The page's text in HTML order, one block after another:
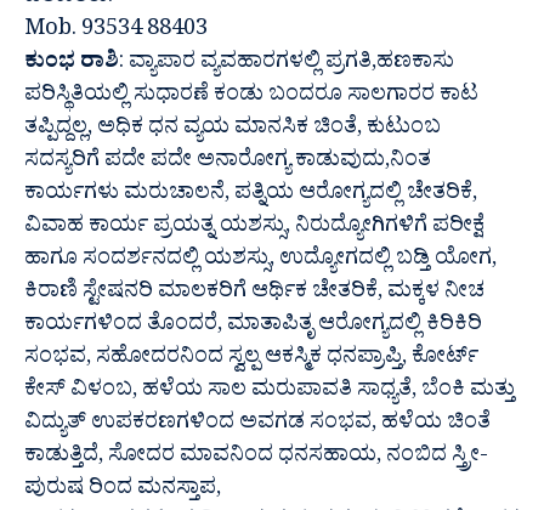
Mob. 93534 88403
ಕುಂಭ ರಾಶಿ: ವ್ಯಾಪಾರ ವ್ಯವಹಾರಗಳಲ್ಲಿ ಪ್ರಗತಿ,ಹಣಕಾಸು
ಪರಿಸ್ಥಿತಿಯಲ್ಲಿ ಸುಧಾರಣೆ ಕಂಡು ಬಂದರೂ ಸಾಲಗಾರರ ಕಾಟ
ತಪ್ಪಿದ್ದಲ್ಲ, ಅಧಿಕ ಧನ ವ್ಯಯ ಮಾನಸಿಕ ಚಿಂತೆ, ಕುಟುಂಬ
ಸದಸ್ಯರಿಗೆ ಪದೇ ಪದೇ ಅನಾರೋಗ್ಯ ಕಾಡುವುದು,ನಿಂತ
ಕಾರ್ಯಗಳು ಮರುಚಾಲನೆ, ಪತ್ನಿಯ ಆರೋಗ್ಯದಲ್ಲಿ ಚೇತರಿಕೆ,
ವಿವಾಹ ಕಾರ್ಯ ಪ್ರಯತ್ನ ಯಶಸ್ಸು, ನಿರುದ್ಯೋಗಿಗಳಿಗೆ ಪರೀಕ್ಷೆ
ಹಾಗೂ ಸಂದರ್ಶನದಲ್ಲಿ ಯಶಸ್ಸು, ಉದ್ಯೋಗದಲ್ಲಿ ಬಡ್ತಿ ಯೋಗ,
ಕಿರಾಣಿ ಸ್ಟೇಷನರಿ ಮಾಲಕರಿಗೆ ಆರ್ಥಿಕ ಚೇತರಿಕೆ, ಮಕ್ಕಳ ನೀಚ
ಕಾರ್ಯಗಳಿಂದ ತೊಂದರೆ, ಮಾತಾಪಿತೃ ಆರೋಗ್ಯದಲ್ಲಿ ಕಿರಿಕಿರಿ
ಸಂಭವ, ಸಹೋದರನಿಂದ ಸ್ವಲ್ಪ ಆಕಸ್ಮಿಕ ಧನಪ್ರಾಪ್ತಿ, ಕೋರ್ಟ್
ಕೇಸ್ ವಿಳಂಬ, ಹಳೆಯ ಸಾಲ ಮರುಪಾವತಿ ಸಾಧ್ಯತೆ, ಬೆಂಕಿ ಮತ್ತು
ವಿದ್ಯುತ್ ಉಪಕರಣಗಳಿಂದ ಅವಗಡ ಸಂಭವ, ಹಳೆಯ ಚಿಂತೆ
ಕಾಡುತ್ತಿದೆ, ಸೋದರ ಮಾವನಿಂದ ಧನಸಹಾಯ, ನಂಬಿದ ಸ್ತ್ರೀ-
ಪುರುಷ ರಿಂದ ಮನಸ್ತಾಪ,